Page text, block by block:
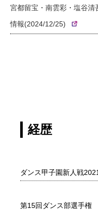
宮都留宝・南雲彩・塩谷
情報(2024/12/25)
経歴
ダンス甲子園新人戦
第15回ダンス部選手